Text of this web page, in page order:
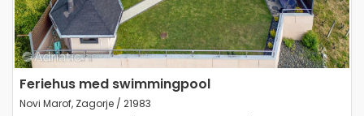
Feriehus med swimmingpool
Novi Marof, Zagorje / 21983